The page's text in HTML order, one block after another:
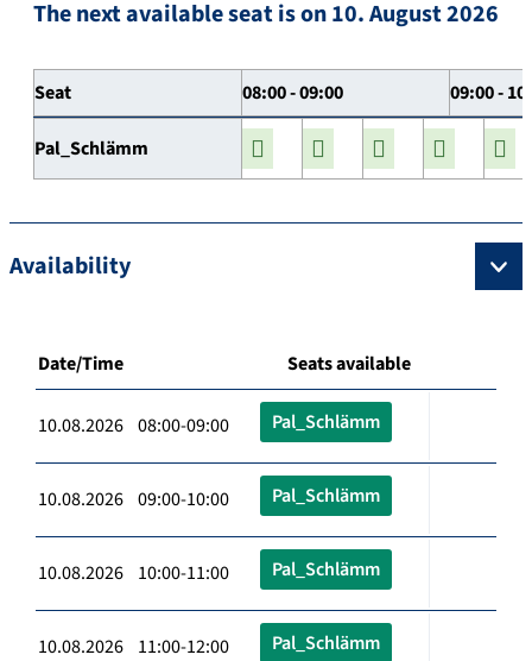
The next available seat is on 10. August 2026
Seat 08:00 - 09:00 09:00 -
Pal_Schlämm
Availability
Date/Time Seats available
10.08.2026 08:00-09:00 Pal_Schlämm
10.08.2026 09:00-10:00 Pal_Schlämm
10.08.2026 10:00-11:00 Pal_Schlämm
10.08.2026 11:00-12:00 Pal_Schlämm